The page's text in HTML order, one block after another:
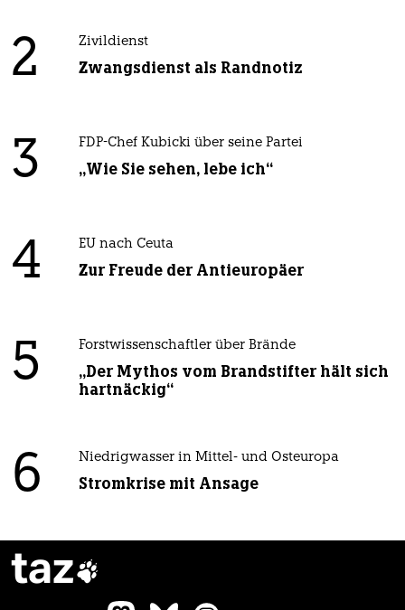
2 Zivildienst
Zwangsdienst als Randnotiz
3 FDP-Chef Kubicki über seine Partei
„Wie Sie sehen, lebe ich“
4 EU nach Ceuta
Zur Freude der Antieuropäer
5 Forstwissenschaftler über Brände
„Der Mythos vom Brandstifter hält sich
hartnäckig“
6 Niedrigwasser in Mittel- und Osteuropa
Stromkrise mit Ansage
taz